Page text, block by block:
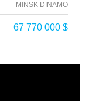
MINSK DINAMO
67 770 000 $